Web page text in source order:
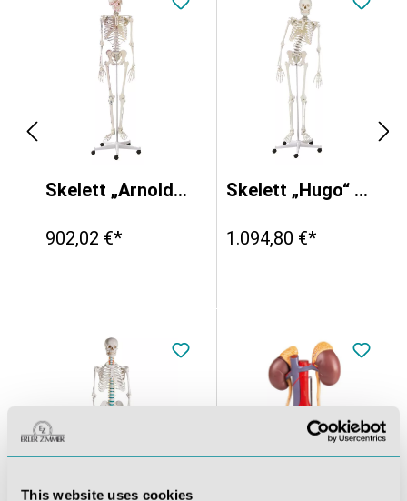
This website uses cookies
Skelett „Arnold“ mit Muskelmarkierungen
902,02 €*
Skelett „Hugo“ mit beweglicher Wirbelsäule
1.094,80 €*